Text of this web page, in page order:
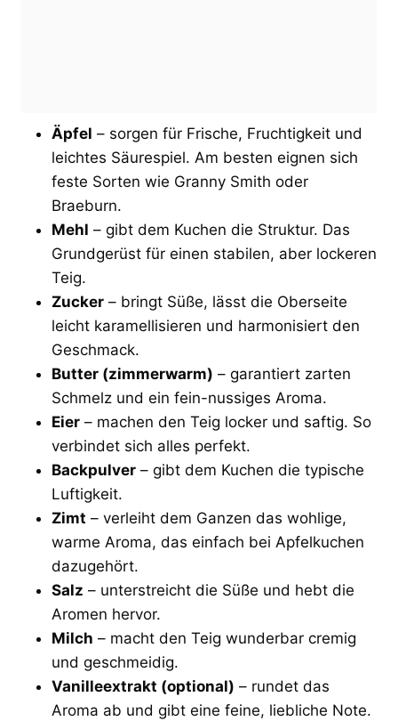
Äpfel – sorgen für Frische, Fruchtigkeit und
leichtes Säurespiel. Am besten eignen sich
feste Sorten wie Granny Smith oder
Braeburn.
Mehl – gibt dem Kuchen die Struktur. Das
Grundgerüst für einen stabilen, aber lockeren
Teig.
Zucker – bringt Süße, lässt die Oberseite
leicht karamellisieren und harmonisiert den
Geschmack.
Butter (zimmerwarm) – garantiert zarten
Schmelz und ein fein-nussiges Aroma.
Eier – machen den Teig locker und saftig. So
verbindet sich alles perfekt.
Backpulver – gibt dem Kuchen die typische
Luftigkeit.
Zimt – verleiht dem Ganzen das wohlige,
warme Aroma, das einfach bei Apfelkuchen
dazugehört.
Salz – unterstreicht die Süße und hebt die
Aromen hervor.
Milch – macht den Teig wunderbar cremig
und geschmeidig.
Vanilleextrakt (optional) – rundet das
Aroma ab und gibt eine feine, liebliche Note.